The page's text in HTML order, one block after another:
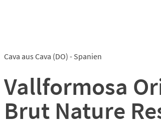
Cava aus Cava (DO) - Spanien
Vallformosa
Brut Nature